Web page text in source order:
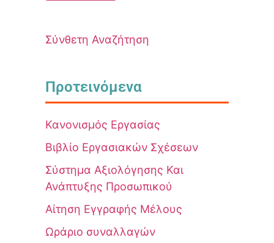
Σύνθετη Αναζήτηση
Προτεινόμενα
Κανονισμός Εργασίας
Βιβλίο Εργασιακών Σχέσεων
Σύστημα Αξιολόγησης Και
Ανάπτυξης Προσωπικού
Αίτηση Εγγραφής Μέλους
Ωράριο συναλλαγών